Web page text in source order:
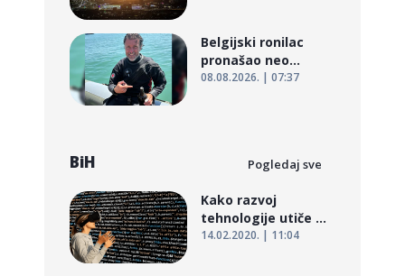
Belgijski ronilac
pronašao neo...
08.08.2026. | 07:37
BiH Pogledaj sve
Kako razvoj
tehnologije utiče ...
14.02.2020. | 11:04